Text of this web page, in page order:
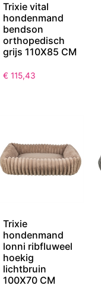
Trixie vital
hondenmand
bendson
orthopedisch
grijs 110X85 CM
€ 115,43
Trixie
hondenmand
lonni ribfluweel
hoekig
lichtbruin
100X70 CM